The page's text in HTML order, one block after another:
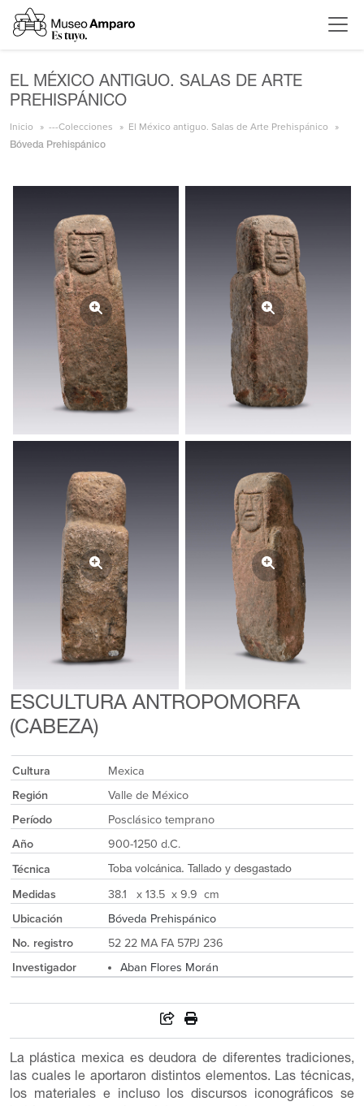
EL MÉXICO ANTIGUO. SALAS DE ARTE
PREHISPÁNICO
Inicio ---Colecciones El México antiguo. Salas de Arte Prehispánico
Bóveda Prehispánico
ESCULTURA ANTROPOMORFA
(CABEZA)
Cultura
Mexica
Región
Valle de México
Período
Posclásico temprano
Año
900-1250 d.C.
Técnica
Toba volcánica. Tallado y desgastado
Medidas
38.1 x 13.5 x 9.9 cm
Ubicación
Bóveda Prehispánico
No. registro
52 22 MA FA 57PJ 236
Investigador
Aban Flores Morán
La plástica mexica es deudora de diferentes tradiciones,
las cuales le aportaron distintos elementos. Las técnicas,
los materiales e incluso los discursos iconográficos se